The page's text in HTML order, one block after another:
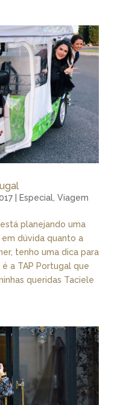
| Especial, Viagem
planejando uma
dúvida quanto a
tenho uma dica para
a TAP Portugal que
queridas Taciele